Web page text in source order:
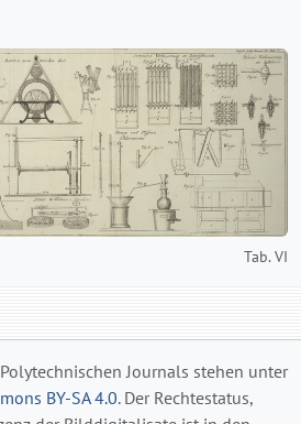
Tab. VI
Journals stehen unter
BY-SA 4.0. Der Rechtestatus,